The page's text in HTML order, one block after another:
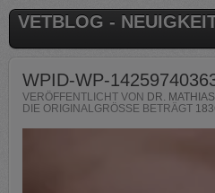
VETBLOG -
WPID-WP-
VERÖFFENTLICHT VON DR.
DIE ORIGINALGRÖSSE BETRÄGT